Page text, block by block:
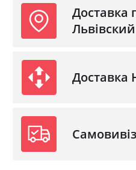
Доставка
Львівский
Самовивіз